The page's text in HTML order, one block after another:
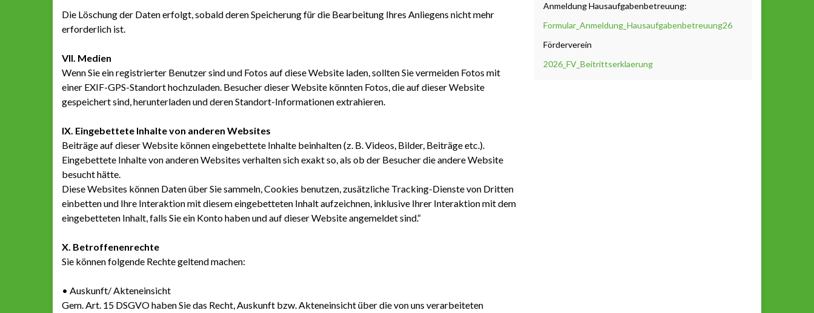
Die Löschung der Daten erfolgt, sobald deren Speicherung für die Bearbeitung Ihres Anliegens nicht mehr
erforderlich ist.
VII. Medien
Wenn Sie ein registrierter Benutzer sind und Fotos auf diese Website laden, sollten Sie vermeiden Fotos mit
einer EXIF-GPS-Standort hochzuladen. Besucher dieser Website könnten Fotos, die auf dieser Website
gespeichert sind, herunterladen und deren Standort-Informationen extrahieren.
IX. Eingebettete Inhalte von anderen Websites
Beiträge auf dieser Website können eingebettete Inhalte beinhalten (z. B. Videos, Bilder, Beiträge etc.).
Eingebettete Inhalte von anderen Websites verhalten sich exakt so, als ob der Besucher die andere Website
besucht hätte.
Diese Websites können Daten über Sie sammeln, Cookies benutzen, zusätzliche Tracking-Dienste von Dritten
einbetten und Ihre Interaktion mit diesem eingebetteten Inhalt aufzeichnen, inklusive Ihrer Interaktion mit dem
eingebetteten Inhalt, falls Sie ein Konto haben und auf dieser Website angemeldet sind.“
X. Betroffenenrechte
Sie können folgende Rechte geltend machen:
• Auskunft/ Akteneinsicht
Gem. Art. 15 DSGVO haben Sie das Recht, Auskunft bzw. Akteneinsicht über die von uns verarbeiteten
Anmeldung Hausaufgabenbetreuung:
Formular_Anmeldung_Hausaufgabenbetreuung26
Förderverein
2026_FV_Beitrittserklaerung